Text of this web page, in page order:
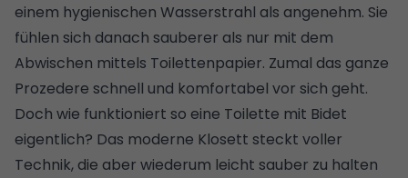
einem hygienischen Wasserstrahl als angenehm. Sie
fühlen sich danach sauberer als nur mit dem
Abwischen mittels Toilettenpapier. Zumal das ganze
Prozedere schnell und komfortabel vor sich geht.
Doch wie funktioniert so eine Toilette mit Bidet
eigentlich? Das moderne Klosett steckt voller
Technik, die aber wiederum leicht sauber zu halten